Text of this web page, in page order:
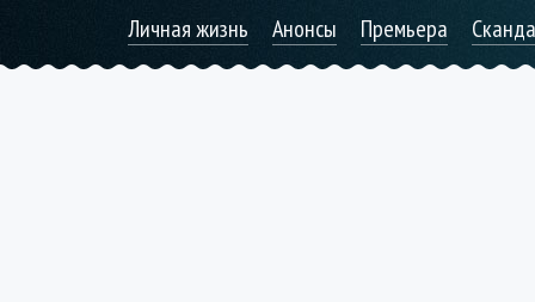
Личная жизнь Анонсы Премьера